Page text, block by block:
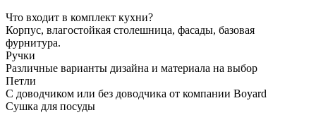
Что входит в комплект кухни?
Корпус, влагостойкая столешница, фасады, базовая
фурнитура.
Ручки
Различные варианты дизайна и материала на выбор
Петли
С доводчиком или без доводчика от компании Boyard
Сушка для посуды